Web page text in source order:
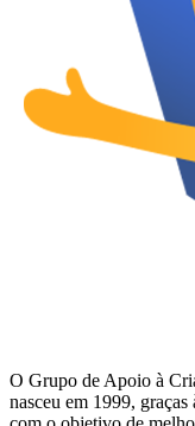
O Grupo de Apoio à
nasceu em 1999,